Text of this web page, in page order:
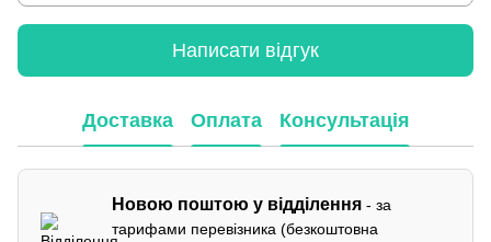
Написати відгук
Доставка Оплата Консультація
Новою поштою у відділення - за
тарифами перевізника (безкоштовна